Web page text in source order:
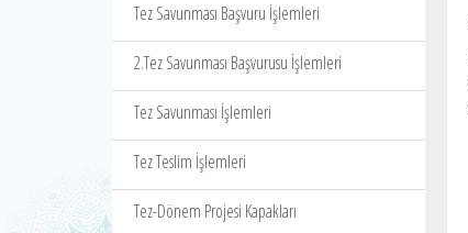
Tez Savunması Başvuru İşlemleri
2.Tez Savunması Başvurusu İşlemleri
Tez Savunması İşlemleri
Tez Teslim İşlemleri
Tez-Dönem Projesi Kapakları